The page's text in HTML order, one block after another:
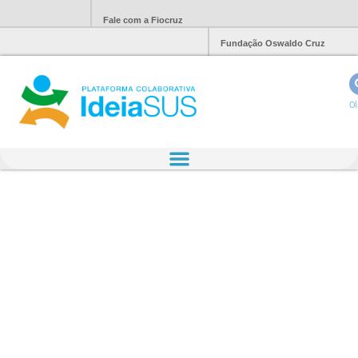
Fale com a Fiocruz
Fundação Oswaldo Cruz